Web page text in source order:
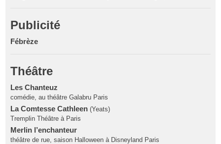
Publicité
Fébrèze
Théâtre
Les Chanteuz
comédie, au théâtre Galabru Paris
La Comtesse Cathleen (Yeats)
Tremplin Théâtre à Paris
Merlin l’enchanteur
théâtre de rue, saison Halloween à Disneyland Paris